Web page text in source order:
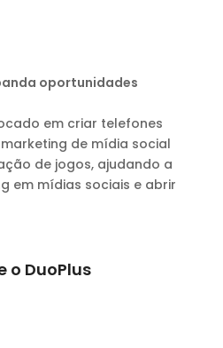
oportunidades
em criar telefones
de mídia social
de jogos, ajudando a
em mídias sociais e abrir
o DuoPlus